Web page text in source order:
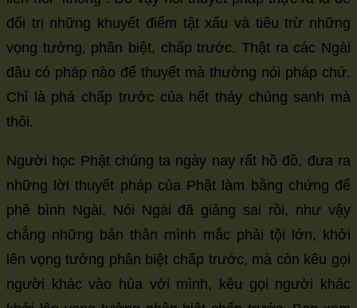
đối trị những khuyết điểm tật xấu và tiêu trừ những
vọng tưởng, phân biệt, chấp trước. Thật ra các Ngài
đâu có pháp nào để thuyết mà thường nói pháp chứ.
Chỉ là phá chấp trước của hết thảy chúng sanh mà
thôi.
Người học Phật chúng ta ngày nay rất hồ đồ, đưa ra
những lời thuyết pháp của Phật làm bằng chứng để
phê bình Ngài. Nói Ngài đã giảng sai rồi, như vậy
chẳng những bản thân mình mắc phải tội lớn, khởi
lên vọng tưởng phân biệt chấp trước, mà còn kêu gọi
người khác vào hùa với mình, kêu gọi người khác